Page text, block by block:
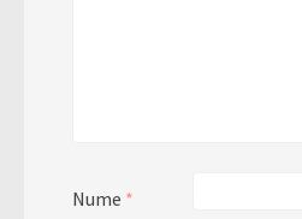
Nume *